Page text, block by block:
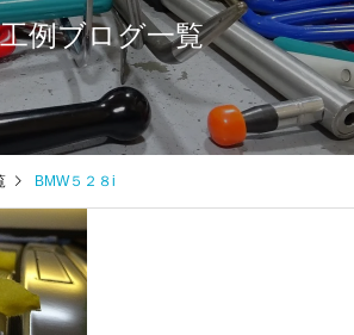
例ブログ一覧
BMW５２８i